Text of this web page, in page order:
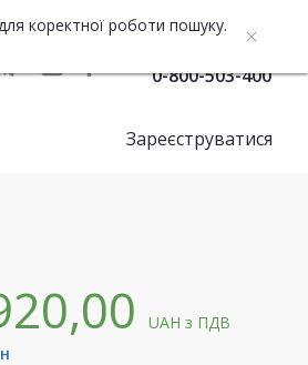
коректної роботи пошуку.
0-800-503-400
Зареєструватися
UAHз ПДВ